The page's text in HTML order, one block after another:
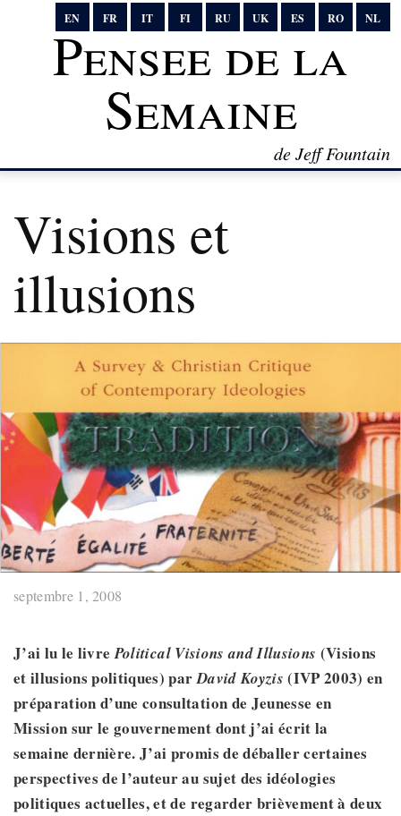
EN FR IT FI RU UK ES RO NL
Pensee de la
Semaine
de Jeff Fountain
Visions et
illusions
septembre 1, 2008
J’ai lu le livrePolitical Visions and Illusions (Visions
et illusions politiques) parDavid Koyzis(IVP 2003) en
préparation d’une consultation de Jeunesse en
Mission sur le gouvernement dont j’ai écrit la
semaine dernière. J’ai promis de déballer certaines
perspectives de l’auteur au sujet des idéologies
politiques actuelles, et de regarder brièvement à deux